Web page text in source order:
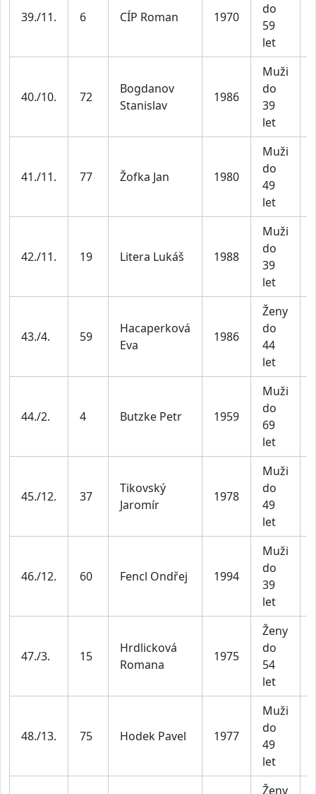
39./11. 6 CÍP Roman 1970
do
59
let
40./10. 72
Bogdanov
Stanislav
1986
Muži
do
39
let
41./11. 77 Žofka Jan 1980
Muži
do
49
let
42./11. 19 Litera Lukáš 1988
Muži
do
39
let
43./4. 59
Hacaperková
Eva
1986
Ženy
do
44
let
44./2. 4 Butzke Petr 1959
Muži
do
69
let
45./12. 37
Tikovský
Jaromír
1978
Muži
do
49
let
46./12. 60 Fencl Ondřej 1994
Muži
do
39
let
47./3. 15
Hrdlicková
Romana
1975
Ženy
do
54
let
48./13. 75 Hodek Pavel 1977
Muži
do
49
let
Ženy